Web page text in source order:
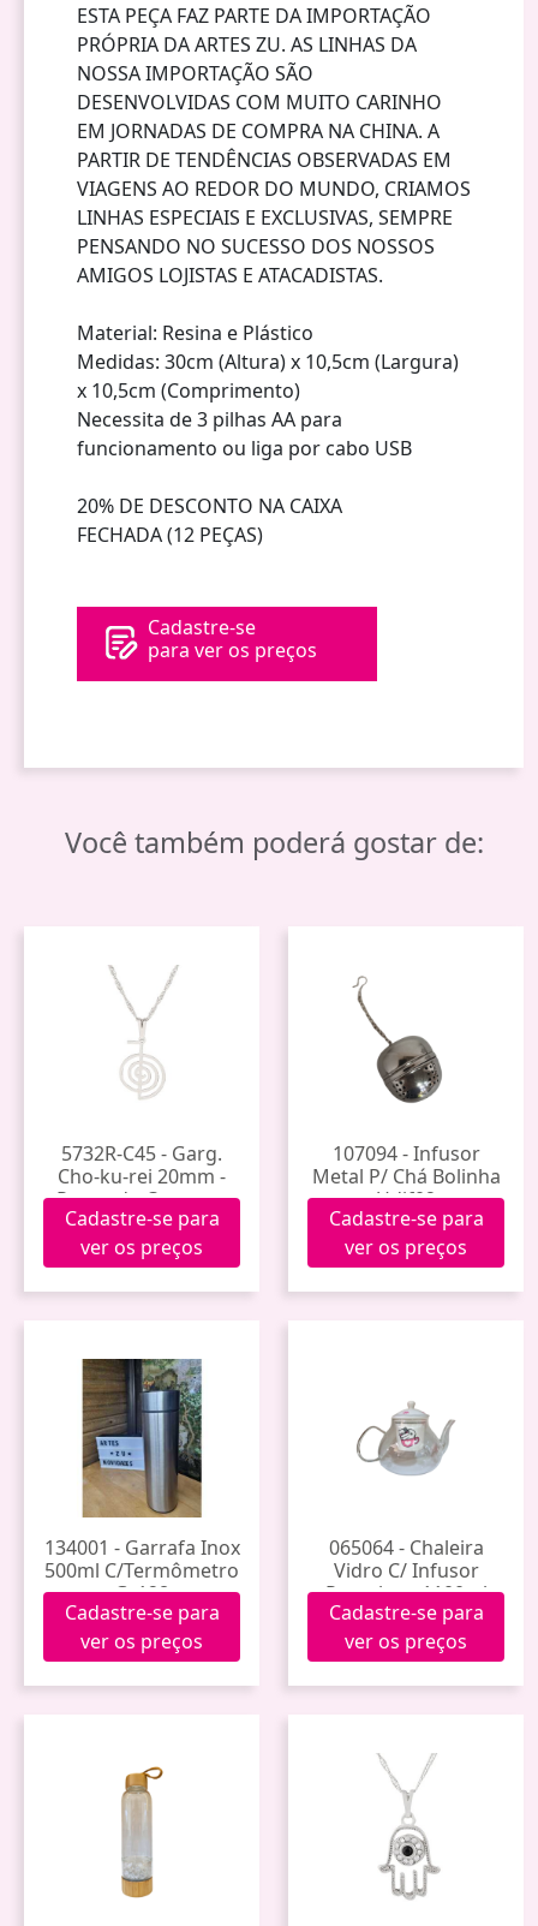
ESTA PEÇA FAZ PARTE DA IMPORTAÇÃO
PRÓPRIA DA ARTES ZU. AS LINHAS DA
NOSSA IMPORTAÇÃO SÃO
DESENVOLVIDAS COM MUITO CARINHO
EM JORNADAS DE COMPRA NA CHINA. A
PARTIR DE TENDÊNCIAS OBSERVADAS EM
VIAGENS AO REDOR DO MUNDO, CRIAMOS
LINHAS ESPECIAIS E EXCLUSIVAS, SEMPRE
PENSANDO NO SUCESSO DOS NOSSOS
AMIGOS LOJISTAS E ATACADISTAS.
Material: Resina e Plástico
Medidas: 30cm (Altura) x 10,5cm (Largura)
x 10,5cm (Comprimento)
Necessita de 3 pilhas AA para
funcionamento ou liga por cabo USB
20% DE DESCONTO NA CAIXA
FECHADA (12 PEÇAS)
Cadastre-se
para ver os preços
Você também poderá gostar de:
5732R-C45 - Garg.
Cho-ku-rei 20mm -
Prateado Corrente
45cm
Cadastre-se para
ver os preços
107094 - Infusor
Metal P/ Chá Bolinha
Udif02
Cadastre-se para
ver os preços
134001 - Garrafa Inox
500ml C/Termômetro
Gr128
Cadastre-se para
ver os preços
065064 - Chaleira
Vidro C/ Infusor
Porcelana 1100ml
Brty-14038
Cadastre-se para
ver os preços